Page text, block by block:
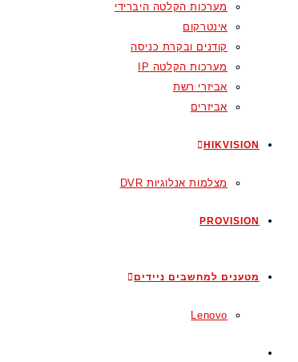
מערכות הקלטה היברידי
אינטרקום
קודנים ובקרת כניסה
מערכות הקלטה IP
אביזרי רשת
אביזרים
HIKVISION
מצלמות אנלוגיות DVR
PROVISION
מטענים למחשבים ניידים
Lenovo